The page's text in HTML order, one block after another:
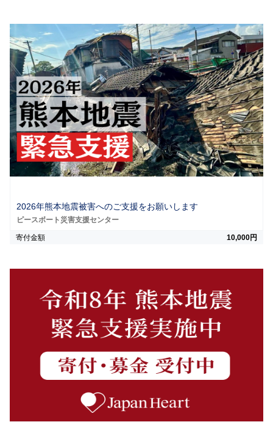
2026年熊本地震被害へのご支援をお願いします
ピースボート災害支援センター
寄付金額 10,000円